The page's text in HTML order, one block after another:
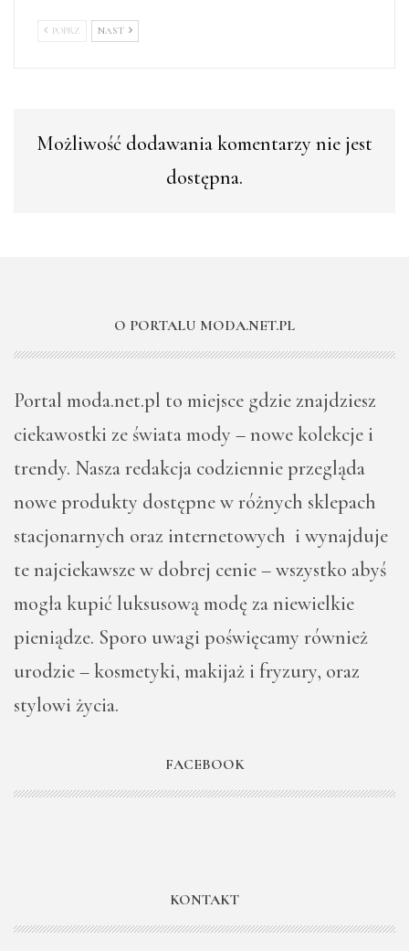
POPRZ NAST
Możliwość dodawania komentarzy nie jest
dostępna.
O PORTALU MODA.NET.PL
Portal moda.net.pl to miejsce gdzie znajdziesz
ciekawostki ze świata mody – nowe kolekcje i
trendy. Nasza redakcja codziennie przegląda
nowe produkty dostępne w różnych sklepach
stacjonarnych oraz internetowych i wynajduje
te najciekawsze w dobrej cenie – wszystko abyś
mogła kupić luksusową modę za niewielkie
pieniądze. Sporo uwagi poświęcamy również
urodzie – kosmetyki, makijaż i fryzury, oraz
stylowi życia.
FACEBOOK
KONTAKT